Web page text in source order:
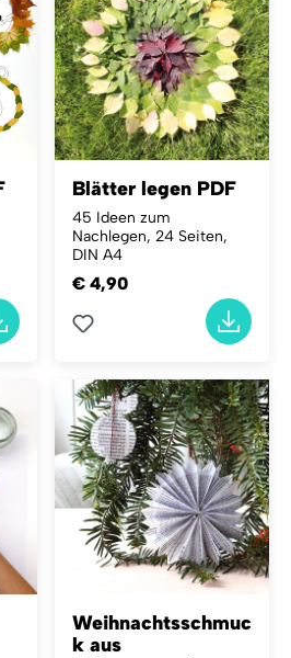
Blätter legen PDF
45 Ideen zum
Nachlegen, 24 Seiten,
DIN A4
€ 4,90
Weihnachtsschmuc
k aus